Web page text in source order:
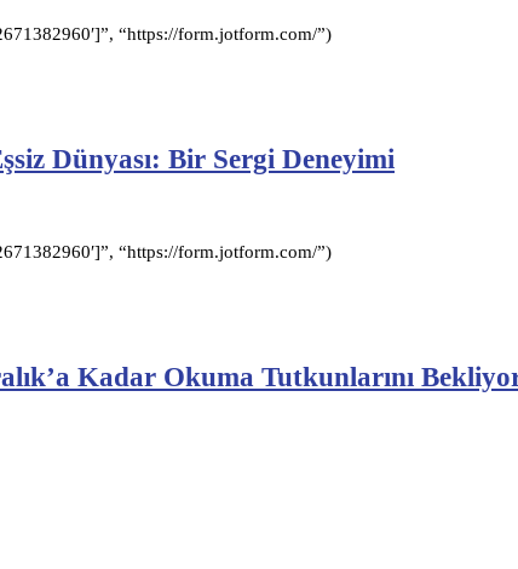
“https://form.jotform.com/”)
Dünyası: Bir Sergi Deneyimi
“https://form.jotform.com/”)
Kadar Okuma Tutkunlarını